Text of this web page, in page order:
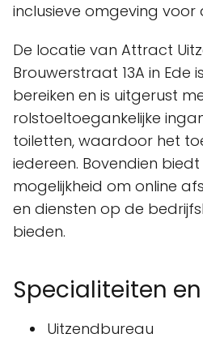
inclusieve omgeving voor
De locatie van Attract
Brouwerstraat 13A in Ede
bereiken en is uitgerust
rolstoeltoegankelijke
toiletten, waardoor het
iedereen. Bovendien
mogelijkheid om online
en diensten op de
bieden.
Specialiteiten
Uitzendbureau